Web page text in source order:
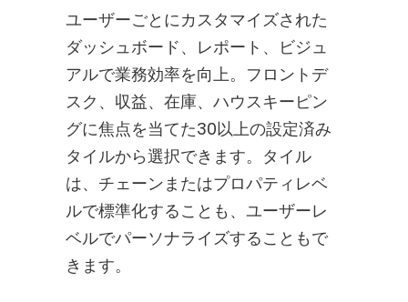
ユーザーごとにカスタマイズされた
ダッシュボード、レポート、ビジュ
アルで業務効率を向上。フロントデ
スク、収益、在庫、ハウスキーピン
グに焦点を当てた30以上の設定済み
タイルから選択できます。タイル
は、チェーンまたはプロパティレベ
ルで標準化することも、ユーザーレ
ベルでパーソナライズすることもで
きます。